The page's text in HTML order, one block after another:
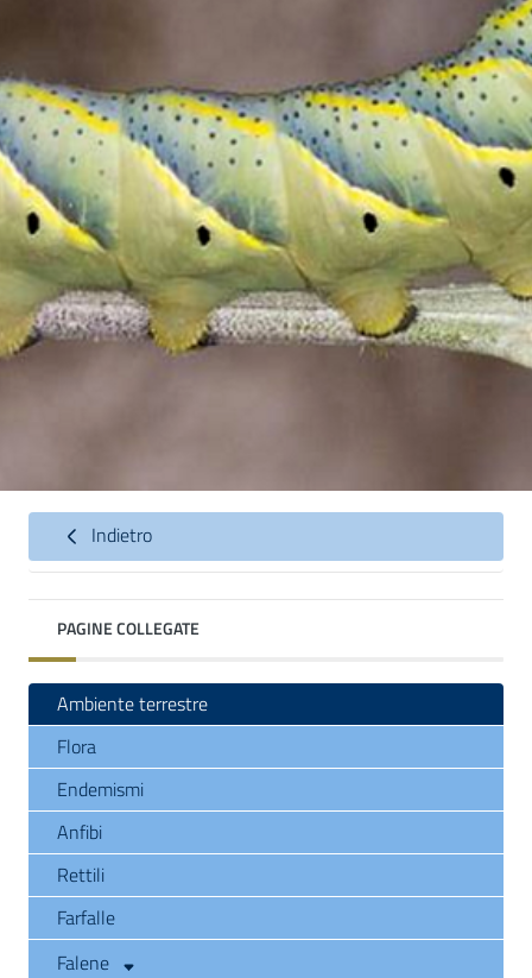
Indietro
PAGINE COLLEGATE
Ambiente terrestre
Flora
Endemismi
Anfibi
Rettili
Farfalle
Falene